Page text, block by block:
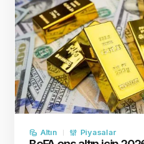
Altın Piyasalar